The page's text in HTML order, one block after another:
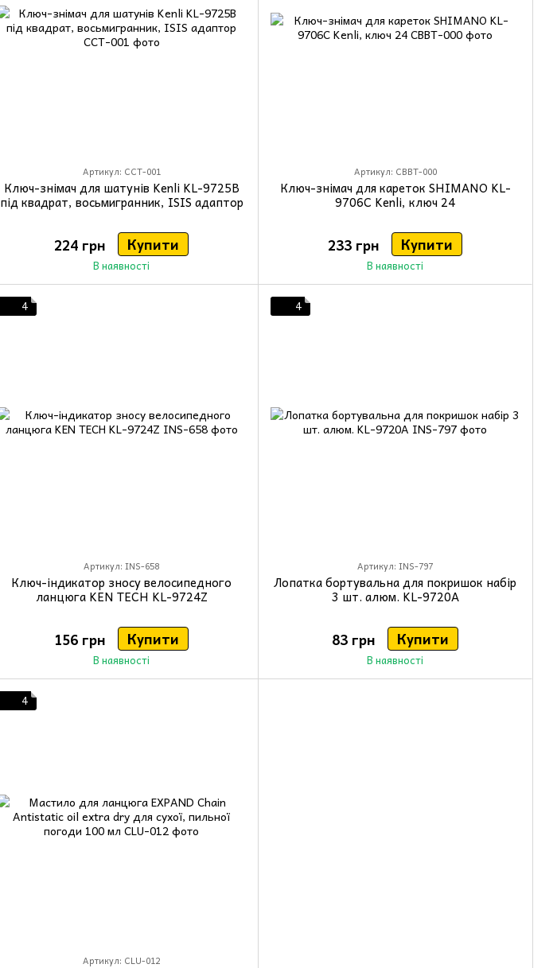
Артикул: CCT-001
Ключ-знiмач для шатунів Kenli KL-9725B
під квадрат, восьмигранник, ISIS адаптор
224 грн Купити
В наявності
Артикул: CBBT-000
Ключ-знімач для кареток SHIMANO KL-
9706C Kenli, ключ 24
233 грн Купити
В наявності
4
Артикул: INS-658
Ключ-індикатор зносу велосипедного
ланцюга KEN TECH KL-9724Z
156 грн Купити
В наявності
4
Артикул: INS-797
Лопатка бортувальна для покришок набір
3 шт. алюм. KL-9720A
83 грн Купити
В наявності
4
Артикул: CLU-012